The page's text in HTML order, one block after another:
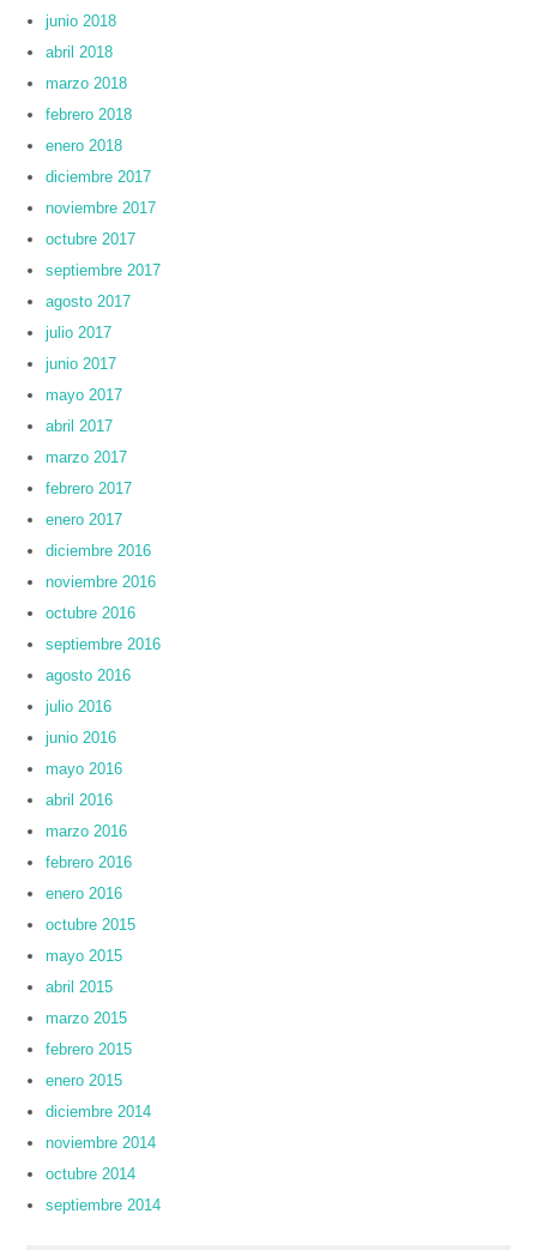
junio 2018
abril 2018
marzo 2018
febrero 2018
enero 2018
diciembre 2017
noviembre 2017
octubre 2017
septiembre 2017
agosto 2017
julio 2017
junio 2017
mayo 2017
abril 2017
marzo 2017
febrero 2017
enero 2017
diciembre 2016
noviembre 2016
octubre 2016
septiembre 2016
agosto 2016
julio 2016
junio 2016
mayo 2016
abril 2016
marzo 2016
febrero 2016
enero 2016
octubre 2015
mayo 2015
abril 2015
marzo 2015
febrero 2015
enero 2015
diciembre 2014
noviembre 2014
octubre 2014
septiembre 2014